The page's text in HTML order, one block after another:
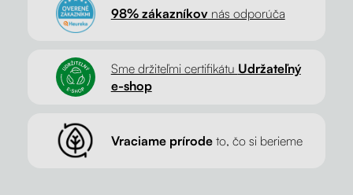
98% zákazníkovnás odporúča
Sme držiteľmi certifikátu Udržateľný
e-shop
Vraciame prírodeto, čo si berieme